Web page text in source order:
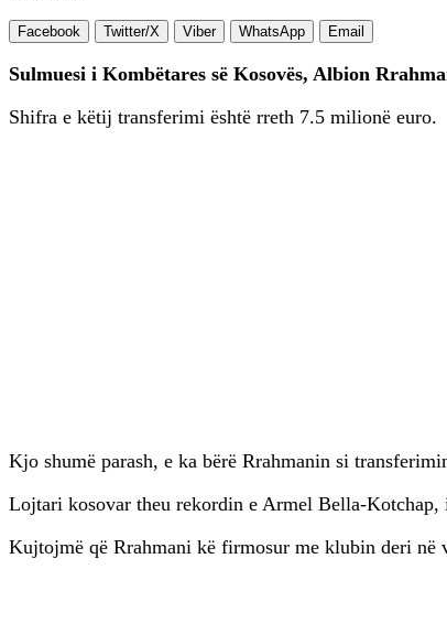
Facebook Twitter/X Viber WhatsApp Email
Sulmuesi i Kombëtares së Kosovës, Albion
Shifra e këtij transferimi është rreth 7.5 milionë euro.
Kjo shumë parash, e ka bërë Rrahmanin si
Lojtari kosovar theu rekordin e Armel Bella-
Kujtojmë që Rrahmani kë firmosur me klubin deri në